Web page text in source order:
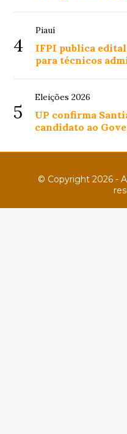
4
Piauí
IFPI publica edital
para técnicos
5
Eleições 2026
UP confirma
candidato ao
© Copyright 2026 -